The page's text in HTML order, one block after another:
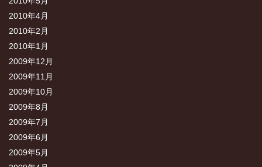
2010年4月
2010年2月
2010年1月
2009年12月
2009年11月
2009年10月
2009年8月
2009年7月
2009年6月
2009年5月